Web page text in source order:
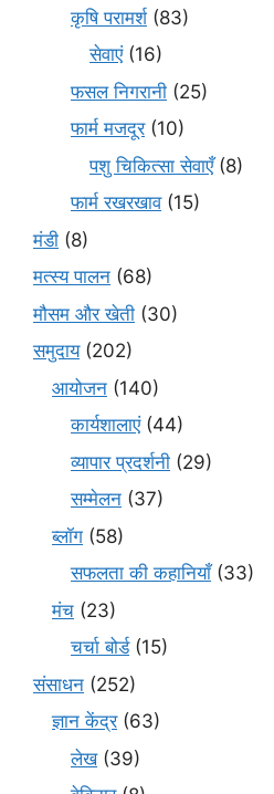
कृषि परामर्श(83)
सेवाएं(16)
फसल निगरानी (25)
फार्म मजदूर(10)
पशु चिकित्सा सेवाएँ(8)
फार्म रखरखाव(15)
मंडी (8)
मत्स्य पालन (68)
मौसम और खेती (30)
समुदाय(202)
आयोजन (140)
कार्यशालाएं(44)
व्यापार प्रदर्शनी (29)
सम्मेलन (37)
ब्लॉग (58)
सफलता की कहानियाँ(33)
मंच (23)
चर्चा बोर्ड(15)
संसाधन (252)
ज्ञान केंद्र(63)
लेख(39)